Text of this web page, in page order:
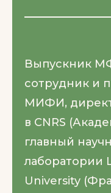
Выпускник
сотрудник и
МИФИ,
в CNRS
главный
лаборатории
University